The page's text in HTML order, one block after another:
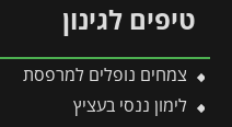
טיפים לגינון
צמחים נופלים למרפסת
לימון ננסי בעציץ